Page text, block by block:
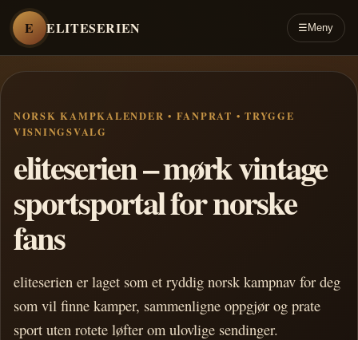
E ELITESERIEN ☰ Meny
NORSK KAMPKALENDER • FANPRAT • TRYGGE
VISNINGSVALG
eliteserien – mørk vintage
sportsportal for norske
fans
eliteserien er laget som et ryddig norsk kampnav for deg
som vil finne kamper, sammenligne oppgjør og prate
sport uten rotete løfter om ulovlige sendinger.